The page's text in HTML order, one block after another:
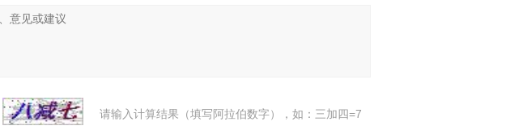
请输入计算结果（填写阿拉伯数字），如：三加四=7